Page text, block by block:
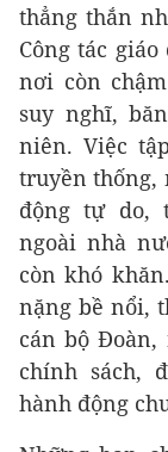
thẳng thắn
Công tác
nơi còn
suy nghĩ,
niên. Việc
truyền thống,
động tự do,
ngoài nhà
còn khó
nặng bề nổi,
cán bộ
chính sách,
hành động